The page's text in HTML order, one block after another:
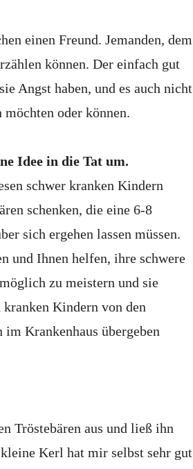
einen Freund. Jemanden, dem
können. Der einfach gut
Angst haben, und es auch nicht
oder können.
Idee in die Tat um.
schwer kranken Kindern
schenken, die eine 6-8
sich ergehen lassen müssen.
und Ihnen helfen, ihre schwere
zu meistern und sie
Kindern von den
im Krankenhaus übergeben
Tröstebären aus und ließ ihn
Kerl hat mir selbst sehr gut